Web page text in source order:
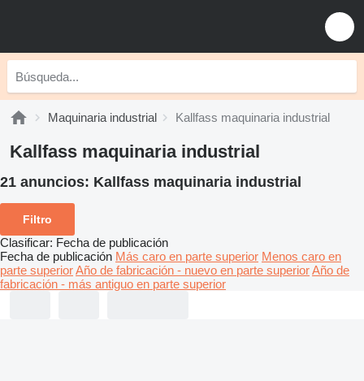
Maquinaria industrial Kallfass maquinaria industrial
Kallfass maquinaria industrial
21 anuncios: Kallfass maquinaria industrial
Filtro
Clasificar: Fecha de publicación
Fecha de publicación Más caro en parte superior Menos caro en
parte superiorAño de fabricación - nuevo en parte superiorAño de
fabricación - más antiguo en parte superior